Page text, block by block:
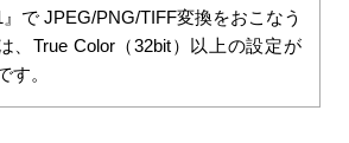
』で JPEG/PNG/TIFF変換をおこなう
、True Color（32bit）以上の設定が
す。